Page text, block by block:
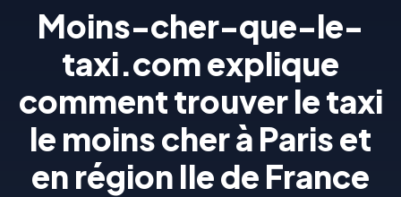
Moins-cher-que-le-
taxi.com explique
comment trouver le taxi
le moins cher à Paris et
en région Ile de France